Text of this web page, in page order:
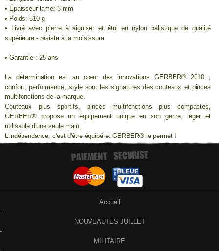
• Épaisseur lame: 3 mm
• Poids: 510 g
• Livré avec pierre à aiguiser et étui en nylon balistique de qualité
supérieure - résiste à la moisissure
• Garantie : 25 ans
La détermination est au cœur des innovations GERBER® 2010 ;
confort, performance, style sont les signatures des couteaux et pinces
multifonctions de la marque.
Couteaux plus sportifs, pinces multifonctions plus compactes,
GERBER® propose un équipement unique en son genre, léger et
utilisable d'une seule main.
L'indépendance, c'est d'être équipé et GERBER® le permet !
Accueil
-
NOUVEAUTES JUILLET
-
MILITAIRE